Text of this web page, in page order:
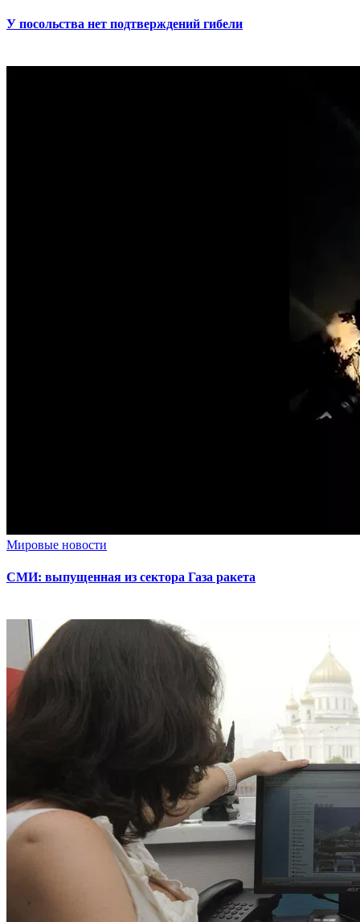
У посольства нет подтверждений гибели
Мировые новости
СМИ: выпущенная из сектора Газа ракета